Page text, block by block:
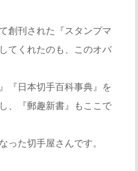
創刊された『スタンプマ
てくれたのも、このオバ
『日本切手百科事典』を
、『郵趣新書』もここで
った切手屋さんです。